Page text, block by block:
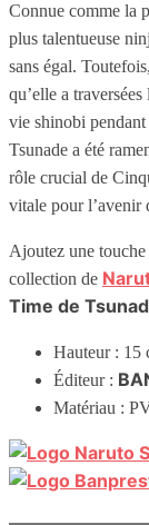
Connue comme la
plus talentueuse
sans égal.
qu’elle a
vie shinobi pendant
Tsunade a été
rôle crucial de
vitale pour l’avenir
Ajoutez une touche
collection de
Time de
Hauteur : 15
Éditeur :
Matériau :